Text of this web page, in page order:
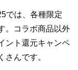
では、各種限定
。コラボ商品以外
ント還元キャンペ
さんです。